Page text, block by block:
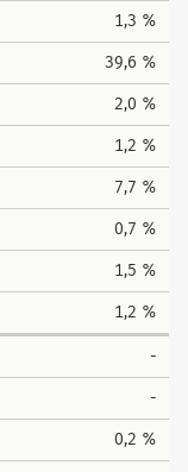
1,3 %
39,6 %
2,0 %
1,2 %
7,7 %
0,7 %
1,5 %
1,2 %
-
-
0,2 %